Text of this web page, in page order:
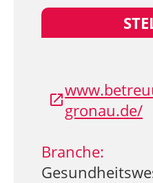
gronau.de/
Branche: